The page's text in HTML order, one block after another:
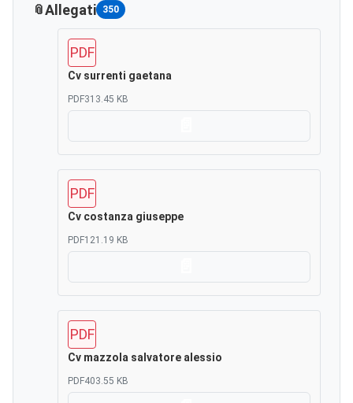
Allegati 350
PDF
Cv surrenti gaetana
PDF313.45 KB
PDF
Cv costanza giuseppe
PDF121.19 KB
PDF
Cv mazzola salvatore alessio
PDF403.55 KB